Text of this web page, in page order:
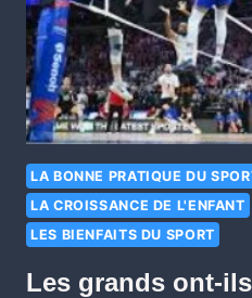
LA BONNE PRATIQUE DU
LA CROISSANCE DE L'ENFANT
LES BIENFAITS DU SPORT
Les grands ont-